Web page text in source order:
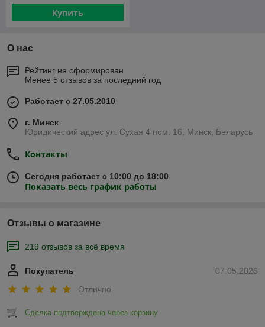
Купить
О нас
Рейтинг не сформирован
Менее 5 отзывов за последний год
Работает с 27.05.2010
г. Минск
Юридический адрес ул. Сухая 4 пом. 16, Минск, Беларусь
Контакты
Сегодня работает с 10:00 до 18:00
Показать весь график работы
Отзывы о магазине
219 отзывов за всё время
07.05.2026
Покупатель
Отлично
Сделка подтверждена через корзину